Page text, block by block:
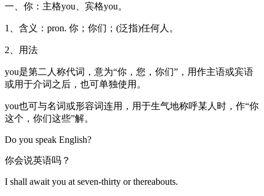
一、你：主格you、宾格you。
1、含义：pron. 你；你们；(泛指)任何人。
2、用法
you是第二人称代词，意为“你，您，你们”，用作主语或宾语
或用于介词之后，也可单独使用。
you也可与名词或形容词连用，用于生气地称呼某人时，作“你
这个，你们这些”解。
Do you speak English?
你会说英语吗？
I shall await you at seven-thirty or thereabouts.